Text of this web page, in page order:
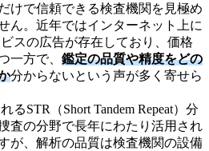
けで信頼できる検査機関を見極め
ん。近年ではインターネット上に
スの広告が存在しており、価格
一方で、 鑑定の品質や精度をどの
分からないという声が多く寄せら
STR（Short Tandem Repeat）分
査の分野で長年にわたり活用され
が、解析の品質は検査機関の設備